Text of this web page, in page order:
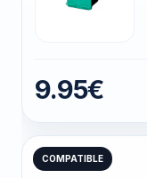
9.95€
COMPATIBLE